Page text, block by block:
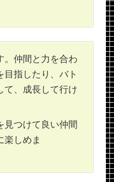
。仲間と力を合わ
目指したり、バト
て、成長して行け
見つけて良い仲間
楽しめま